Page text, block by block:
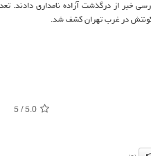
در غرب تهران کشف شد.
5.0
/
5